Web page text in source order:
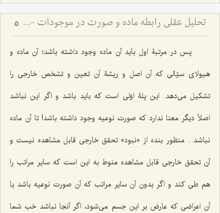
تحلیل عقلی رابطه ماده و صورت در موجودات - بررسی تقدم و تأخر وجودی ماده و صورت در عالم خارج 5
پس در مرتبۀ اول باید آن ماده وجود داشته باشد؛ آن ماده و
هیولاى سیّالى که آن اصل و ریشۀ آن تعین و تشخص خارجى را
تشکیل مى‌دهد. این پلۀ اوّلى است که باید باشد و اگر این نباشد
اصلاً دیگر معنا ندارد که صورت نوعیه وجود داشته باشد! تا آن ماده
نباشد... منظور بنده از «نبود» تحقق خارجى قابل مشاهده نیست و
آن تحقق خارجى قابل مشاهده منوط به این است که سایر مراتب را
هم طى کند و اگر بدون آن سایر مراتب که آن صورت نوعیه باشد یا
آن اعراضى که عارض بر این جسم مى‌شود، اگر آنجا نباشد خب شما